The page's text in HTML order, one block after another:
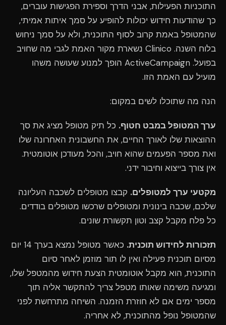
התוכניות הפעילות, אבני הדרך וספירת הפגישות עוברים,
כך שהודעות חידוש יכולות להופיע על סמך איתות אמיתי,
שהמטופל באמת קרוב לסוף התוכנית, ולא על סמך ניחוש
בלוח השנה. Clinico נשארת מקור האמת לגבי מה שחויב
בפועל. ActiveCampaign הופך למנוע שעושה משהו
מועיל עם האמת הזו.
הנה מה שתוכלו לשים במקום:
ערך המטופל במבט חטוף. כל תיק מטופל מציג את סך
ההוצאות שלו לאורך החיים, את החשבונית האחרונה שלו
ואת מספר הפעמים שהוא חויב, והכל מעודכן אוטומטית.
אין צורך בייצוא וחיבור ידני.
מקטעי ערך למטופלים. קבצו מטופלים לשכבה העליונה
שלכם, שכבה בינונית ומטופלים שרכשו מטופלים בודדים.
כל פלח מקבל קצב וטון תקשורת שונים.
תזכורות לחידוש תוכנית.
כאשר מטופל נמצא בערך 14 יום
מסיום תוכנית פעילה ואין לו תור מוזמן לאחר סיום
התוכנית, הוא מקבל אוטומטית הצעת חידוש מהמטפל שלו,
ומגיעה משימה שאותו מטפל צריך להתקשר אליה תוך
מספר ימים אם לא חוזרת הזמנה. השיחה מתרחשת לפני
שהמטופל נופל מהתוכנית, לא אחריה.